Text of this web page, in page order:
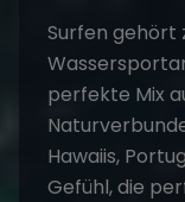
Surfen gehört
perfekte Mix
Hawaiis,
Gefühl, die